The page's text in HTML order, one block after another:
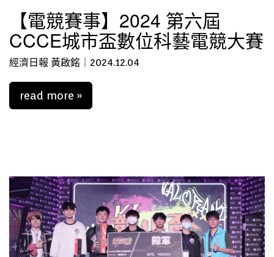
【電競賽事】2024 第六屆
CCCE城市盃數位科藝電競大賽
經濟日報 黃啟銘｜2024.12.04
read more »